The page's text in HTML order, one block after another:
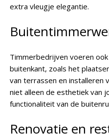
extra vleugje elegantie.
Timmerbedrijven voeren
buitenkant, zoals het
van terrassen en installeren
niet alleen de esthetiek van
functionaliteit van de
Renovatie en